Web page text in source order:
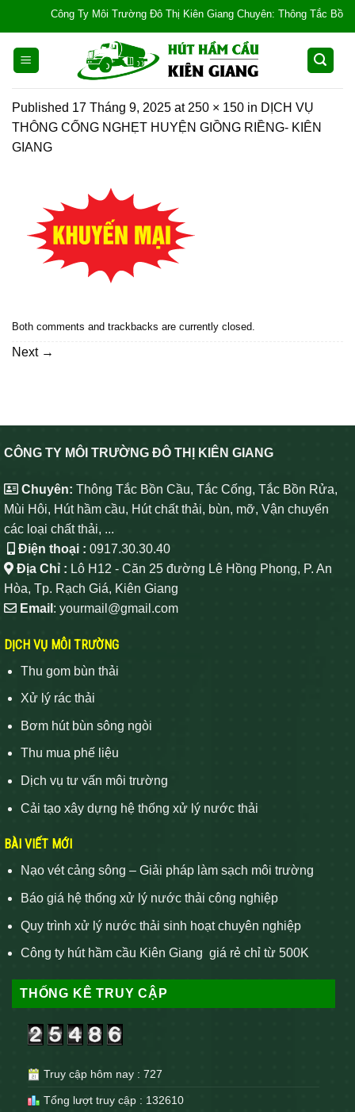
content
Công Ty Môi Trường Đô Thị Kiên Giang Chuyên: Thông Tắc Bồn
Published 17 Tháng 9, 2025 at 250 × 150 in DỊCH VỤ
THÔNG CỐNG NGHẸT HUYỆN GIỒNG RIỀNG- KIÊN
GIANG
Both comments and trackbacks are currently closed.
Next →
CÔNG TY MÔI TRƯỜNG ĐÔ THỊ KIÊN GIANG
Chuyên: Thông Tắc Bồn Cầu, Tắc Cống, Tắc Bồn Rửa,
Mùi Hôi, Hút hầm cầu, Hút chất thải, bùn, mỡ, Vận chuyển
các loại chất thải, ...
Điện thoại : 0917.30.30.40
Địa Chỉ : Lô H12 - Căn 25 đường Lê Hồng Phong, P. An
Hòa, Tp. Rạch Giá, Kiên Giang
Email : yourmail@gmail.com
DỊCH VỤ MÔI TRƯỜNG
Thu gom bùn thải
Xử lý rác thải
Bơm hút bùn sông ngòi
Thu mua phế liệu
Dịch vụ tư vấn môi trường
Cải tạo xây dựng hệ thống xử lý nước thải
BÀI VIẾT MỚI
Nạo vét cảng sông – Giải pháp làm sạch môi trường
Báo giá hệ thống xử lý nước thải công nghiệp
Quy trình xử lý nước thải sinh hoạt chuyên nghiệp
Công ty hút hầm cầu Kiên Giang giá rẻ chỉ từ 500K
THỐNG KÊ TRUY CẬP
Truy cập hôm nay : 727
Tổng lượt truy cập : 132610